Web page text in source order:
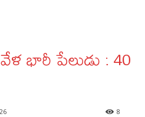
భారీ పేలుడు : 40
8